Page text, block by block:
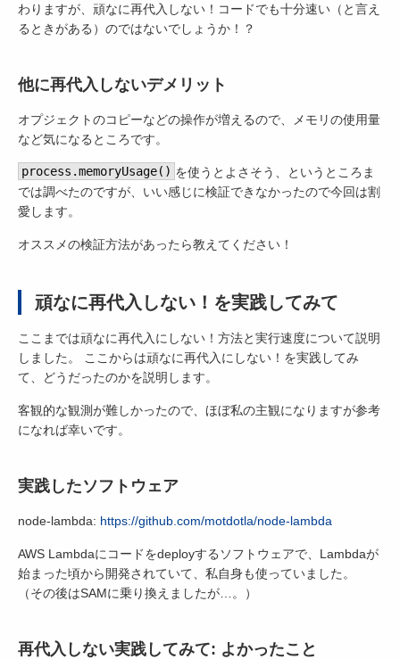
わりますが、頑なに再代入しない！コードでも十分速い（と言え
るときがある）のではないでしょうか！？
他に再代入しないデメリット
オプジェクトのコピーなどの操作が増えるので、メモリの使用量
など気になるところです。
process.memoryUsage() を使うとよさそう、というところま
では調べたのですが、いい感じに検証できなかったので今回は割
愛します。
オススメの検証方法があったら教えてください！
頑なに再代入しない！を実践してみて
ここまでは頑なに再代入にしない！方法と実行速度について説明
しました。 ここからは頑なに再代入にしない！を実践してみ
て、どうだったのかを説明します。
客観的な観測が難しかったので、ほぼ私の主観になりますが参考
になれば幸いです。
実践したソフトウェア
node-lambda: https://github.com/motdotla/node-lambda
AWS Lambdaにコードをdeployするソフトウェアで、Lambdaが
始まった頃から開発されていて、私自身も使っていました。
（その後はSAMに乗り換えましたが…。）
再代入しない実践してみて: よかったこと